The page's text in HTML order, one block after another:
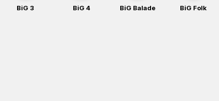
BiG 3 BiG 4 BiG Balade BiG Folk